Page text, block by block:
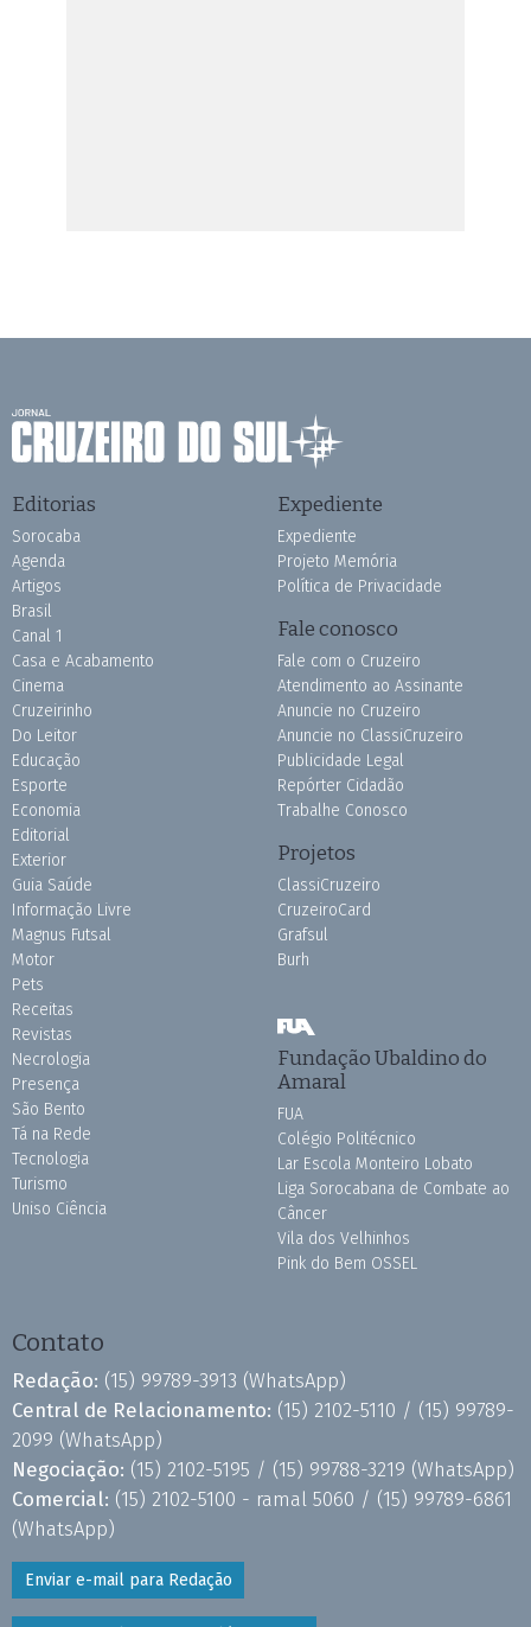
Editorias
Sorocaba
Agenda
Artigos
Brasil
Canal 1
Casa e Acabamento
Cinema
Cruzeirinho
Do Leitor
Educação
Esporte
Economia
Editorial
Exterior
Guia Saúde
Informação Livre
Magnus Futsal
Motor
Pets
Receitas
Revistas
Necrologia
Presença
São Bento
Tá na Rede
Tecnologia
Turismo
Uniso Ciência
Expediente
Expediente
Projeto Memória
Política de Privacidade
Fale conosco
Fale com o Cruzeiro
Atendimento ao Assinante
Anuncie no Cruzeiro
Anuncie no ClassiCruzeiro
Publicidade Legal
Repórter Cidadão
Trabalhe Conosco
Projetos
ClassiCruzeiro
CruzeiroCard
Grafsul
Burh
Fundação Ubaldino do
Amaral
FUA
Colégio Politécnico
Lar Escola Monteiro Lobato
Liga Sorocabana de Combate ao
Câncer
Vila dos Velhinhos
Pink do Bem OSSEL
Contato
Redação: (15) 99789-3913 (WhatsApp)
Central de Relacionamento: (15) 2102-5110 / (15) 99789-
2099 (WhatsApp)
Negociação: (15) 2102-5195 / (15) 99788-3219 (WhatsApp)
Comercial: (15) 2102-5100 - ramal 5060 / (15) 99789-6861
(WhatsApp)
Enviar e-mail para Redação